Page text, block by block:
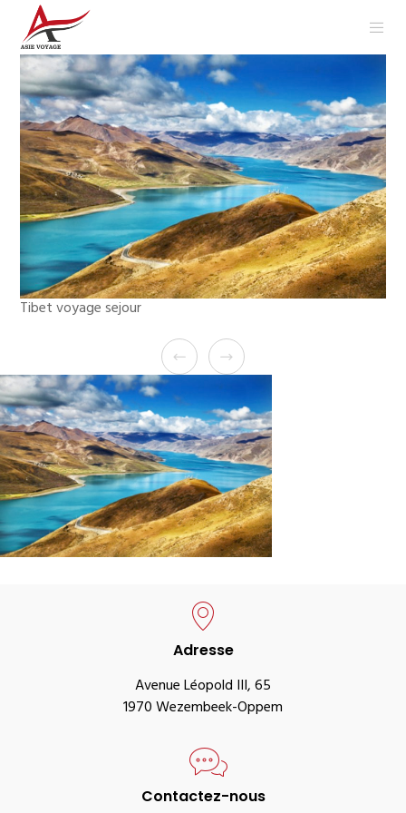
Tibet voyage sejour
Adresse
Avenue Léopold III, 65
1970 Wezembeek-Oppem
Contactez-nous